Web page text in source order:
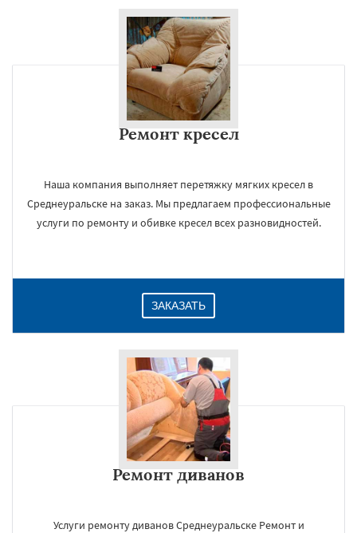
Ремонт кресел
Наша компания выполняет перетяжку мягких кресел в
Среднеуральске на заказ. Мы предлагаем профессиональные
услуги по ремонту и обивке кресел всех разновидностей.
ЗАКАЗАТЬ
Ремонт диванов
Услуги ремонту диванов Среднеуральске Ремонт и